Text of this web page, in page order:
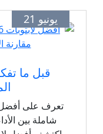
يونيو 21
قبل ما
شاملة بين